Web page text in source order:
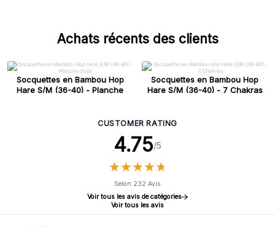
Achats récents des clients
Socquettes en Bambou Hop
Hare S/M (36-40) - Planche
Socquettes en Bambou Hop
Hare S/M (36-40) - 7 Chakras
CUSTOMER RATING
4.75/5
★★★★★
★★★★★
Selon 232 Avis
Voir tous les avis de catégories
Voir tous les avis